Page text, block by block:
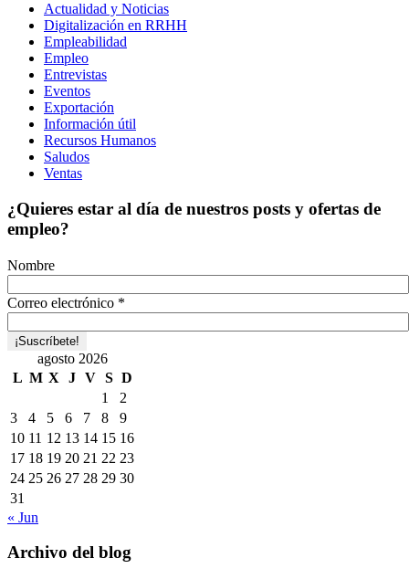
Actualidad y Noticias
Digitalización en RRHH
Empleabilidad
Empleo
Entrevistas
Eventos
Exportación
Información útil
Recursos Humanos
Saludos
Ventas
¿Quieres estar al día de nuestros posts y ofertas de
empleo?
Nombre
Correo electrónico *
agosto 2026
L M X J V S D
1
2
3
4 5 6 7 8
9
10 11 12 13 14 15 16
17 18 19 20 21 22 23
24 25 26 27 28 29 30
31
« Jun
Archivo del blog